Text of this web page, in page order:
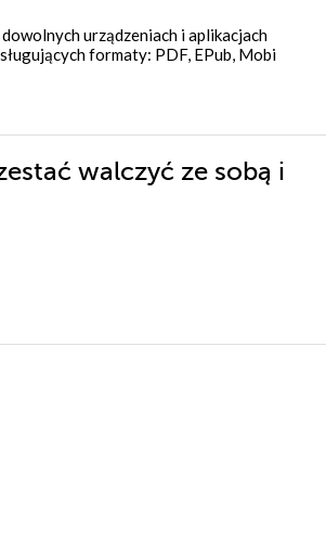
dowolnych urządzeniach i aplikacjach
formaty: PDF, EPub, Mobi
walczyć ze sobą i